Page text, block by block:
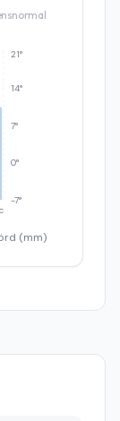
-7°
0°
7°
14°
21°
(mm)